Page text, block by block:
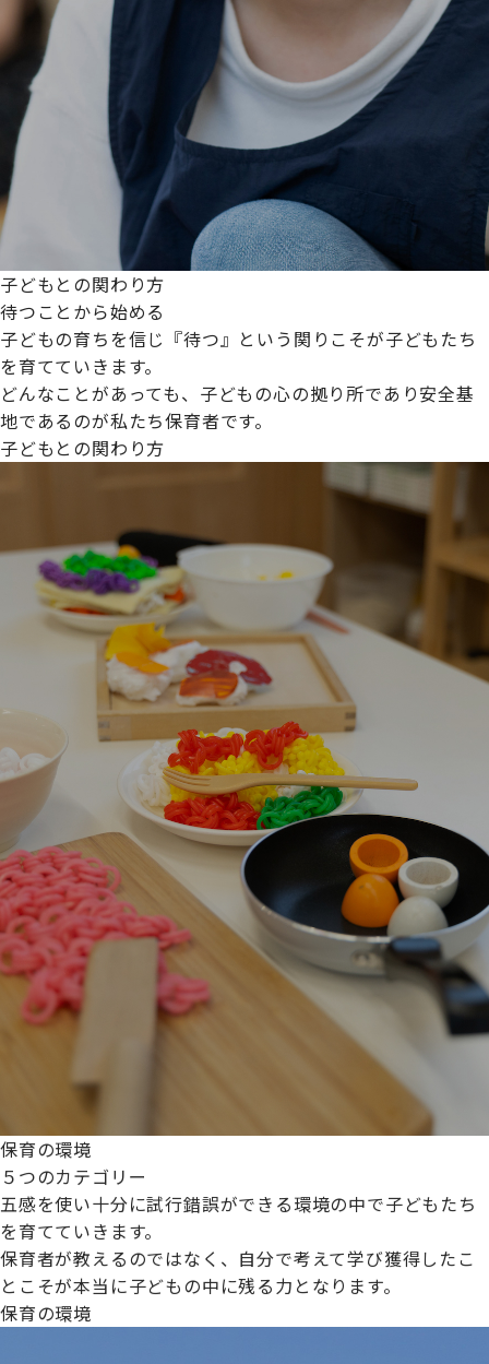
子どもとの関わり方
待つことから始める
子どもの育ちを信じ『待つ』という関りこそが子どもたち
を育てていきます。
どんなことがあっても、子どもの心の拠り所であり安全基
地であるのが私たち保育者です。
子どもとの関わり方
保育の環境
５つのカテゴリー
五感を使い十分に試行錯誤ができる環境の中で子どもたち
を育てていきます。
保育者が教えるのではなく、自分で考えて学び獲得したこ
とこそが本当に子どもの中に残る力となります。
保育の環境